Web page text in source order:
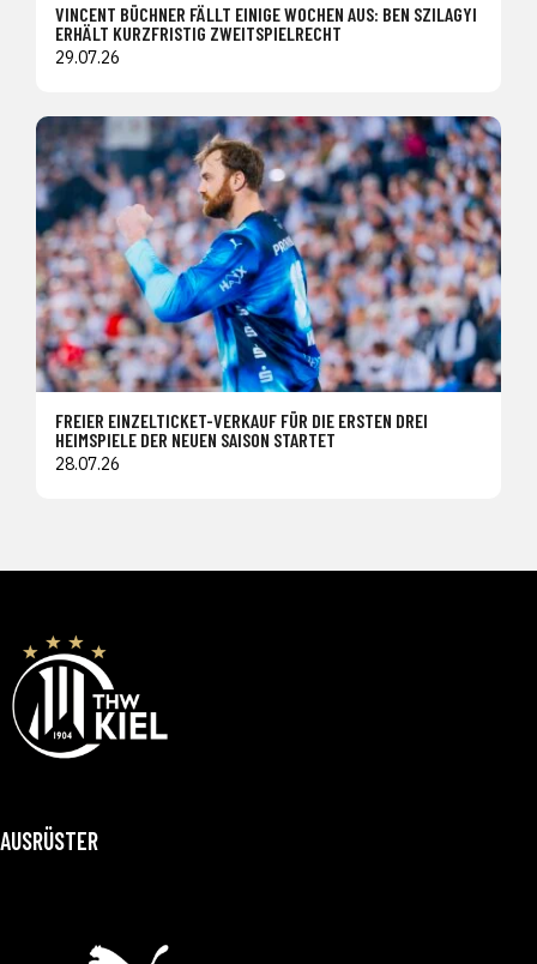
VINCENT BÜCHNER FÄLLT EINIGE WOCHEN AUS: BEN SZILAGYI
ERHÄLT KURZFRISTIG ZWEITSPIELRECHT
29.07.26
FREIER EINZELTICKET-VERKAUF FÜR DIE ERSTEN DREI
HEIMSPIELE DER NEUEN SAISON STARTET
28.07.26
AUSRÜSTER